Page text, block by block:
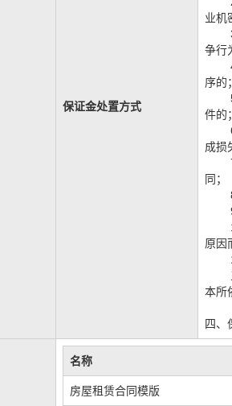
保证金处置方式
业机
争行
序的
件的
成损
同；
原因
本所
四、
名称
房屋租赁合同模版